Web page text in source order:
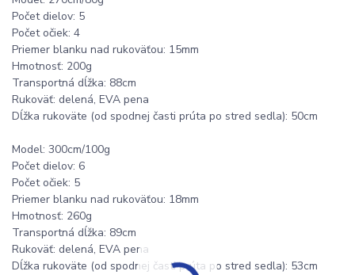
Počet dielov: 5
Počet očiek: 4
Priemer blanku nad rukoväťou: 15mm
Hmotnosť: 200g
Transportná dĺžka: 88cm
Rukoväť: delená, EVA pena
Dĺžka rukoväte (od spodnej časti prúta po stred sedla): 50cm
Model: 300cm/100g
Počet dielov: 6
Počet očiek: 5
Priemer blanku nad rukoväťou: 18mm
Hmotnosť: 260g
Transportná dĺžka: 89cm
Rukoväť: delená, EVA pena
Dĺžka rukoväte (od spodnej časti prúta po stred sedla): 53cm